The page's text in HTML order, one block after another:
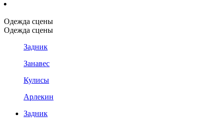
Одежда сцены
Одежда сцены
Задник
Занавес
Кулисы
Арлекин
Задник